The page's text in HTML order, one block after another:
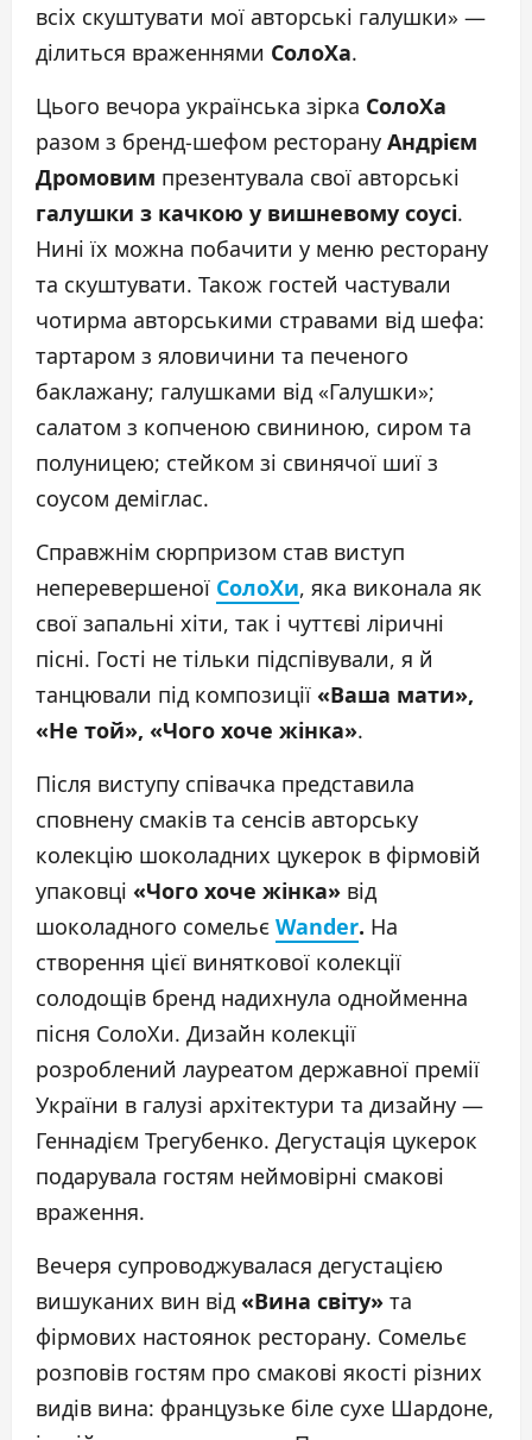
всіх скуштувати мої авторські галушки» —
ділиться враженнями СолоХа.
Цього вечора українська зірка СолоХа
разом з бренд-шефом ресторану Андрієм
Дромовим презентувала свої авторські
галушки з качкою у вишневому соусі.
Нині їх можна побачити у меню ресторану
та скуштувати. Також гостей частували
чотирма авторськими стравами від шефа:
тартаром з яловичини та печеного
баклажану; галушками від «Галушки»;
салатом з копченою свининою, сиром та
полуницею; стейком зі свинячої шиї з
соусом деміглас.
Справжнім сюрпризом став виступ
неперевершеної СолоХи, яка виконала як
свої запальні хіти, так і чуттєві ліричні
пісні. Гості не тільки підспівували, я й
танцювали під композиції «Ваша мати»,
«Не той», «Чого хоче жінка».
Після виступу співачка представила
сповнену смаків та сенсів авторську
колекцію шоколадних цукерок в фірмовій
упаковці «Чого хоче жінка» від
шоколадного сомельє Wander. На
створення цієї виняткової колекції
солодощів бренд надихнула однойменна
пісня СолоХи. Дизайн колекції
розроблений лауреатом державної премії
України в галузі архітектури та дизайну —
Геннадієм Трегубенко. Дегустація цукерок
подарувала гостям неймовірні смакові
враження.
Вечеря супроводжувалася дегустацією
вишуканих вин від «Вина світу» та
фірмових настоянок ресторану. Сомельє
розповів гостям про смакові якості різних
видів вина: французьке біле сухе Шардоне,